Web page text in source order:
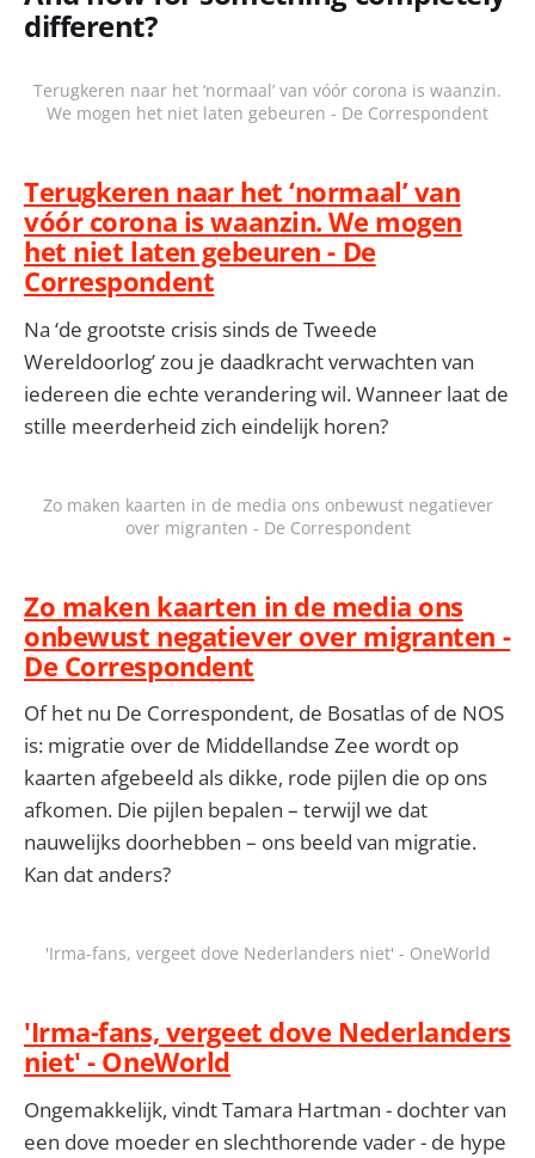
different?
Terugkeren naar het ‘normaal’ van vóór corona is waanzin.
We mogen het niet laten gebeuren - De Correspondent
Terugkeren naar het ‘normaal’ van
vóór corona is waanzin. We mogen
het niet laten gebeuren - De
Correspondent
Na ‘de grootste crisis sinds de Tweede
Wereldoorlog’ zou je daadkracht verwachten van
iedereen die echte verandering wil. Wanneer laat de
stille meerderheid zich eindelijk horen?
Zo maken kaarten in de media ons onbewust negatiever
over migranten - De Correspondent
Zo maken kaarten in de media ons
onbewust negatiever over migranten -
De Correspondent
Of het nu De Correspondent, de Bosatlas of de NOS
is: migratie over de Middellandse Zee wordt op
kaarten afgebeeld als dikke, rode pijlen die op ons
afkomen. Die pijlen bepalen – terwijl we dat
nauwelijks doorhebben – ons beeld van migratie.
Kan dat anders?
'Irma-fans, vergeet dove Nederlanders niet' - OneWorld
'Irma-fans, vergeet dove Nederlanders
niet' - OneWorld
Ongemakkelijk, vindt Tamara Hartman - dochter van
een dove moeder en slechthorende vader - de hype